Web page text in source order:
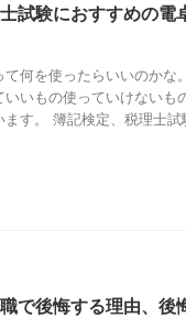
試験におすすめの
何を使ったらいいのかな
いいもの使っていけないも
ます。 簿記検定、税理士
で後悔する理由、後